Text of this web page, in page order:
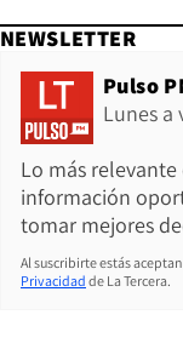
NEWSLETTER
Pulso
Lunes a
Lo más relevante
información
tomar mejores
Al suscribirte estás
Privacidad de La Tercera.